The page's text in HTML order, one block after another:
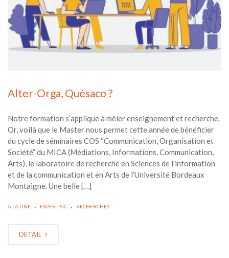
Alter-Orga, Quésaco ?
Notre formation s’applique à mêler enseignement et recherche.
Or, voilà que le Master nous permet cette année de bénéficier
du cycle de séminaires COS “Communication, Organisation et
Société” du MICA (Médiations, Informations, Communication,
Arts), le laboratoire de recherche en Sciences de l’information
et de la communication et en Arts de l’Université Bordeaux
Montaigne. Une belle […]
A LA UNE . EXPERTISIC . RECHERCHES
DETAIL